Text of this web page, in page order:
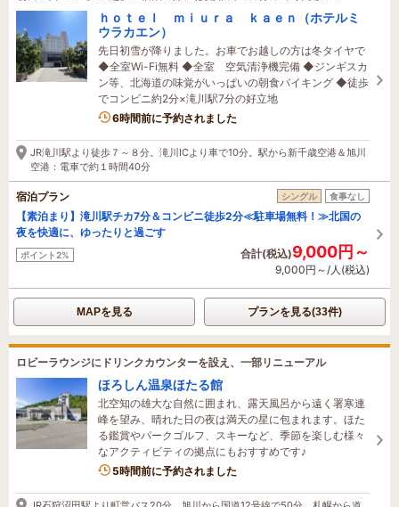
ｈｏｔｅｌ ｍｉｕｒａ ｋａｅｎ（ホテルミ
ウラカエン）
先日初雪が降りました。お車でお越しの方は冬タイヤで
◆全室Wi-Fi無料 ◆全室 空気清浄機完備 ◆ジンギスカ
ン等、北海道の味覚がいっぱいの朝食バイキング ◆徒歩
でコンビニ約2分×滝川駅7分の好立地
6時間前に予約されました
JR滝川駅より徒歩７～８分。滝川ICより車で10分。駅から新千歳空港＆旭川
空港：電車で約１時間40分
宿泊プラン シングル 食事なし
【素泊まり】滝川駅チカ7分＆コンビニ徒歩2分≪駐車場無料！≫北国の
夜を快適に、ゆったりと過ごす
ポイント2% 合計(税込)9,000円～
9,000円～/人(税込)
MAPを見る プランを見る(33件)
ロビーラウンジにドリンクカウンターを設え、一部リニューアル
ほろしん温泉ほたる館
北空知の雄大な自然に囲まれ、露天風呂から遠く署寒連
峰を望み、晴れた日の夜は満天の星に包まれます。ほた
る鑑賞やパークゴルフ、スキーなど、季節を楽しむ様々
なアクティビティの拠点にもおすすめです♪
5時間前に予約されました